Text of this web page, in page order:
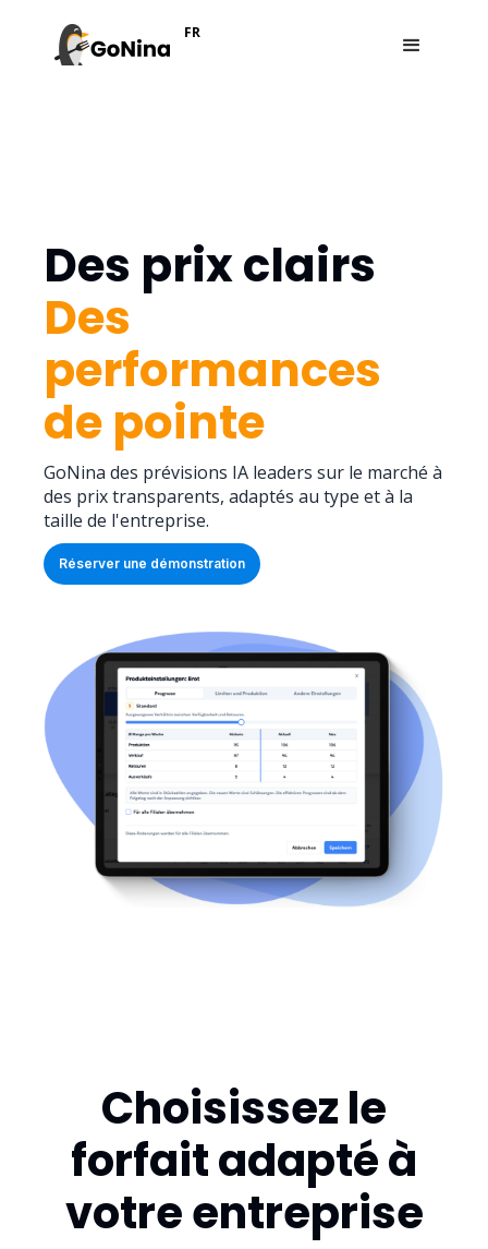
FR
Des prix clairs
Des
performances
de pointe
GoNina des prévisions IA leaders sur le marché à
des prix transparents, adaptés au type et à la
taille de l'entreprise.
Réserver une démonstration
Choisissez le
forfait adapté à
votre entreprise